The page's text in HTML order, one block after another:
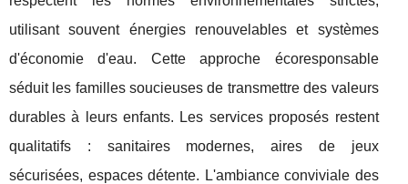
utilisant souvent énergies renouvelables et systèmes
d'économie d'eau. Cette approche écoresponsable
séduit les familles soucieuses de transmettre des valeurs
durables à leurs enfants. Les services proposés restent
qualitatifs : sanitaires modernes, aires de jeux
sécurisées, espaces détente. L'ambiance conviviale des